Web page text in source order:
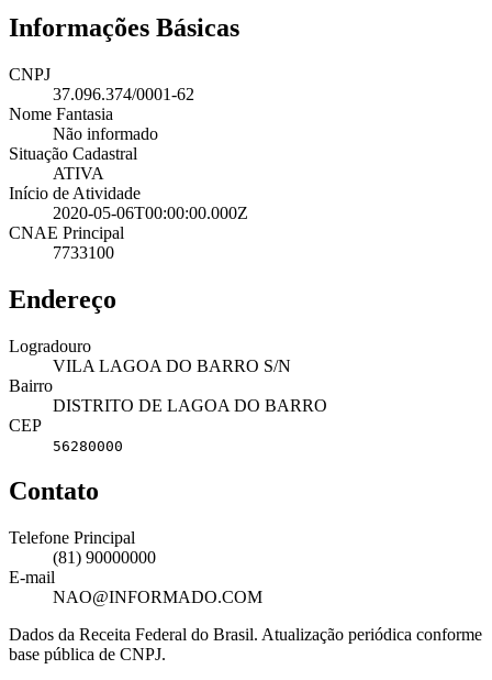
Informações Básicas
CNPJ
37.096.374/0001-62
Nome Fantasia
Não informado
Situação Cadastral
ATIVA
Início de Atividade
2020-05-06T00:00:00.000Z
CNAE Principal
7733100
Endereço
Logradouro
VILA LAGOA DO BARRO S/N
Bairro
DISTRITO DE LAGOA DO BARRO
CEP
56280000
Contato
Telefone Principal
(81) 90000000
E-mail
NAO@INFORMADO.COM
Dados da Receita Federal do Brasil. Atualização periódica conforme
base pública de CNPJ.